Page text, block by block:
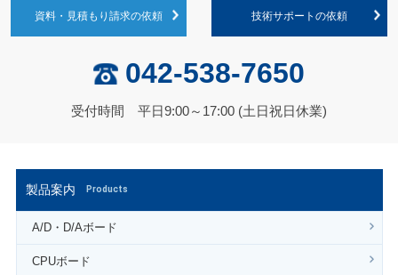
製品案内 Products
A/D・D/Aボード
CPUボード
資料・見積もり請求の依頼 技術サポートの依頼
042-538-7650
受付時間 平日9:00～17:00 (土日祝日休業)